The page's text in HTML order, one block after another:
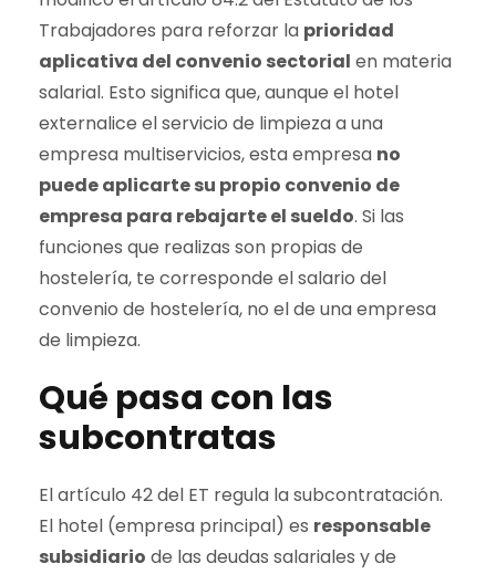
Trabajadores para reforzar la prioridad
aplicativa del convenio sectorial en materia
salarial. Esto significa que, aunque el hotel
externalice el servicio de limpieza a una
empresa multiservicios, esta empresa no
puede aplicarte su propio convenio de
empresa para rebajarte el sueldo. Si las
funciones que realizas son propias de
hostelería, te corresponde el salario del
convenio de hostelería, no el de una empresa
de limpieza.
Qué pasa con las
subcontratas
El artículo 42 del ET regula la subcontratación.
El hotel (empresa principal) es responsable
subsidiario de las deudas salariales y de